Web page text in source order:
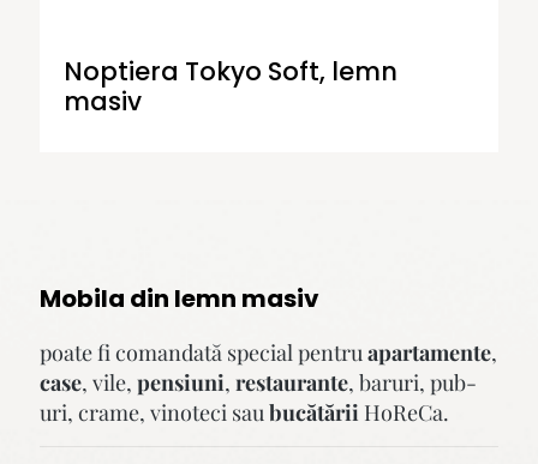
Noptiera Tokyo Soft, lemn
masiv
Mobila din lemn masiv
poate fi comandată special pentruapartamente,
case, vile, pensiuni, restaurante, baruri, pub-
uri, crame, vinoteci saubucătării HoReCa.